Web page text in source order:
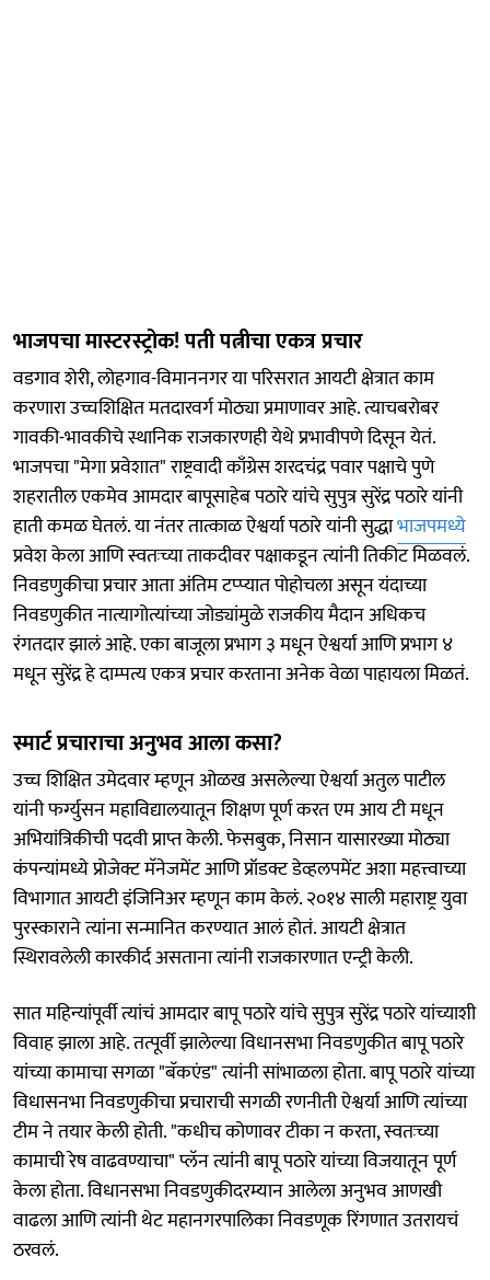
भाजपचा मास्टरस्ट्रोक! पती पत्नीचा एकत्र प्रचार
वडगाव शेरी, लोहगाव-विमाननगर या परिसरात आयटी क्षेत्रात काम
करणारा उच्चशिक्षित मतदारवर्ग मोठ्या प्रमाणावर आहे. त्याचबरोबर
गावकी-भावकीचे स्थानिक राजकारणही येथे प्रभावीपणे दिसून येतं.
भाजपचा "मेगा प्रवेशात" राष्ट्रवादी काँग्रेस शरदचंद्र पवार पक्षाचे पुणे
शहरातील एकमेव आमदार बापूसाहेब पठारे यांचे सुपुत्र सुरेंद्र पठारे यांनी
हाती कमळ घेतलं. या नंतर तात्काळ ऐश्वर्या पठारे यांनी सुद्धाभाजपमध्ये
प्रवेश केला आणि स्वतःच्या ताकदीवर पक्षाकडून त्यांनी तिकीट मिळवलं.
निवडणुकीचा प्रचार आता अंतिम टप्प्यात पोहोचला असून यंदाच्या
निवडणुकीत नात्यागोत्यांच्या जोड्यांमुळे राजकीय मैदान अधिकच
रंगतदार झालं आहे. एका बाजूला प्रभाग ३ मधून ऐश्वर्या आणि प्रभाग ४
मधून सुरेंद्र हे दाम्पत्य एकत्र प्रचार करताना अनेक वेळा पाहायला मिळतं.
स्मार्ट प्रचाराचा अनुभव आला कसा?
उच्च शिक्षित उमेदवार म्हणून ओळख असलेल्या ऐश्वर्या अतुल पाटील
यांनी फर्ग्युसन महाविद्यालयातून शिक्षण पूर्ण करत एम आय टी मधून
अभियांत्रिकीची पदवी प्राप्त केली. फेसबुक, निसान यासारख्या मोठ्या
कंपन्यांमध्ये प्रोजेक्ट मॅनेजमेंट आणि प्रॉडक्ट डेव्हलपमेंट अशा महत्त्वाच्या
विभागात आयटी इंजिनिअर म्हणून काम केलं. २०१४ साली महाराष्ट्र युवा
पुरस्काराने त्यांना सन्मानित करण्यात आलं होतं. आयटी क्षेत्रात
स्थिरावलेली कारकीर्द असताना त्यांनी राजकारणात एन्ट्री केली.
सात महिन्यांपूर्वी त्यांचं आमदार बापू पठारे यांचे सुपुत्र सुरेंद्र पठारे यांच्याशी
विवाह झाला आहे. तत्पूर्वी झालेल्या विधानसभा निवडणुकीत बापू पठारे
यांच्या कामाचा सगळा "बॅकएंड" त्यांनी सांभाळला होता. बापू पठारे यांच्या
विधासनभा निवडणुकीचा प्रचाराची सगळी रणनीती ऐश्वर्या आणि त्यांच्या
टीम ने तयार केली होती. "कधीच कोणावर टीका न करता, स्वतःच्या
कामाची रेष वाढवण्याचा" प्लॅन त्यांनी बापू पठारे यांच्या विजयातून पूर्ण
केला होता. विधानसभा निवडणुकीदरम्यान आलेला अनुभव आणखी
वाढला आणि त्यांनी थेट महानगरपालिका निवडणूक रिंगणात उतरायचं
ठरवलं.